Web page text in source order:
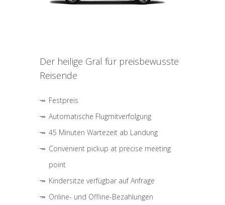
Der heilige Gral für preisbewusste
Reisende
Festpreis
Automatische Flugmitverfolgung
45 Minuten Wartezeit ab Landung
Convenient pickup at precise meeting
point
Kindersitze verfügbar auf Anfrage
Online- und Offline-Bezahlungen